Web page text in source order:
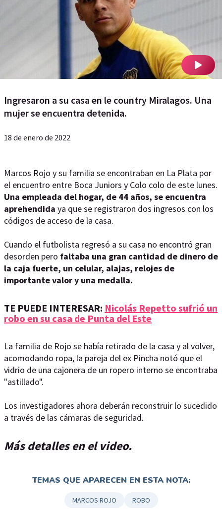
Ingresaron a su casa en le country Miralagos. Una
mujer se encuentra detenida.
18 de enero de 2022
Marcos Rojo y su familia se encontraban en La Plata por
el encuentro entre Boca Juniors y Colo colo de este lunes.
Una empleada del hogar, de 44 años, se encuentra
aprehendida ya que se registraron dos ingresos con los
códigos de acceso de la casa.
Cuando el futbolista regresó a su casa no encontró gran
desorden pero faltaba una gran cantidad de dinero de
la caja fuerte, un celular, alajas, relojes de
importante valor y una medalla.
TE PUEDE INTERESAR: Nicolás Repetto sufrió un
robo en su casa de Punta del Este
La familia de Rojo se había retirado de la casa y al volver,
acomodando ropa, la pareja del ex Pincha notó que el
vidrio de una cajonera de un ropero interno se encontraba
"astillado".
Los investigadores ahora deberán reconstruir lo sucedido
a través de las cámaras de seguridad.
Más detalles en el video.
TEMAS QUE APARECEN EN ESTA NOTA:
MARCOS ROJO ROBO